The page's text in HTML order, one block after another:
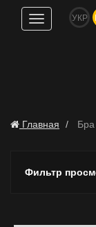
Показать
навигацию
УКР
Главная Бра
Фильтр